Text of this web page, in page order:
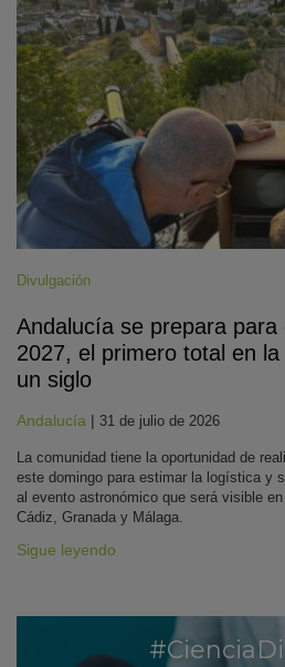
Divulgación
Andalucía se prepara para
2027, el primero total en
un siglo
Andalucía | 31 de julio de 2026
La comunidad tiene la oportunidad de
este domingo para estimar la logística y
al evento astronómico que será visible
Cádiz, Granada y Málaga.
Sigue leyendo